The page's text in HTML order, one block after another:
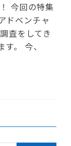
今回の特集
ドベンチャ
査をしてき
。 今、